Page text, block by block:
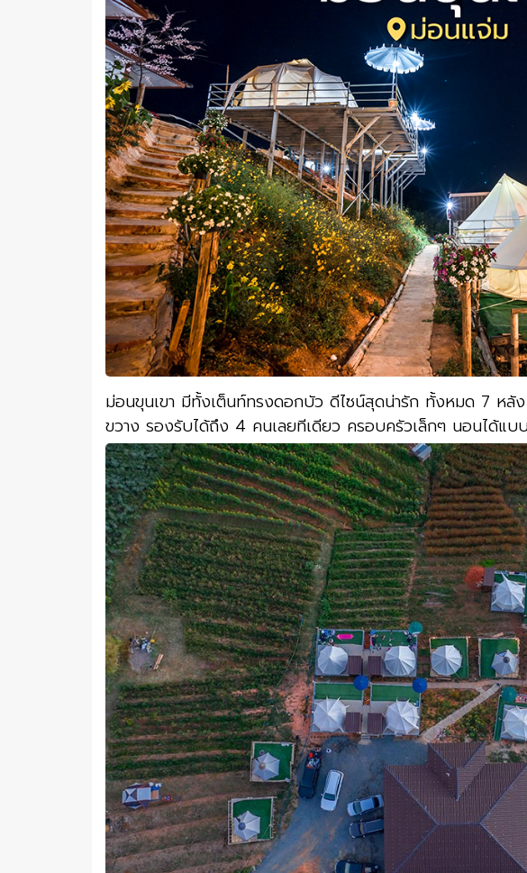
ม่อนขุนเขา มีทั้งเต็นท์ทรงดอกบัว ดีไซน์สุดน่ารัก ทั้งหมด 7 ห
ขวาง รองรับได้ถึง 4 คนเลยทีเดียว ครอบครัวเล็กๆ นอนได้แบ